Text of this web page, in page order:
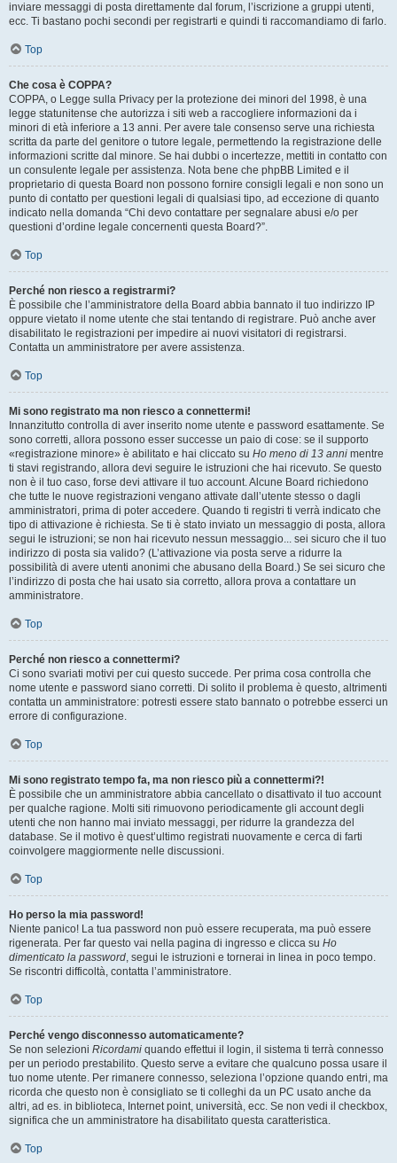
inviare messaggi di posta direttamente dal forum, l’iscrizione a gruppi utenti,
ecc. Ti bastano pochi secondi per registrarti e quindi ti raccomandiamo di farlo.
Top
Che cosa è COPPA?
COPPA, o Legge sulla Privacy per la protezione dei minori del 1998, è una
legge statunitense che autorizza i siti web a raccogliere informazioni da i
minori di età inferiore a 13 anni. Per avere tale consenso serve una richiesta
scritta da parte del genitore o tutore legale, permettendo la registrazione delle
informazioni scritte dal minore. Se hai dubbi o incertezze, mettiti in contatto con
un consulente legale per assistenza. Nota bene che phpBB Limited e il
proprietario di questa Board non possono fornire consigli legali e non sono un
punto di contatto per questioni legali di qualsiasi tipo, ad eccezione di quanto
indicato nella domanda “Chi devo contattare per segnalare abusi e/o per
questioni d’ordine legale concernenti questa Board?”.
Top
Perché non riesco a registrarmi?
È possibile che l’amministratore della Board abbia bannato il tuo indirizzo IP
oppure vietato il nome utente che stai tentando di registrare. Può anche aver
disabilitato le registrazioni per impedire ai nuovi visitatori di registrarsi.
Contatta un amministratore per avere assistenza.
Top
Mi sono registrato ma non riesco a connettermi!
Innanzitutto controlla di aver inserito nome utente e password esattamente. Se
sono corretti, allora possono esser successe un paio di cose: se il supporto
«registrazione minore» è abilitato e hai cliccato su Ho meno di 13 anni mentre
ti stavi registrando, allora devi seguire le istruzioni che hai ricevuto. Se questo
non è il tuo caso, forse devi attivare il tuo account. Alcune Board richiedono
che tutte le nuove registrazioni vengano attivate dall’utente stesso o dagli
amministratori, prima di poter accedere. Quando ti registri ti verrà indicato che
tipo di attivazione è richiesta. Se ti è stato inviato un messaggio di posta, allora
segui le istruzioni; se non hai ricevuto nessun messaggio... sei sicuro che il tuo
indirizzo di posta sia valido? (L’attivazione via posta serve a ridurre la
possibilità di avere utenti anonimi che abusano della Board.) Se sei sicuro che
l’indirizzo di posta che hai usato sia corretto, allora prova a contattare un
amministratore.
Top
Perché non riesco a connettermi?
Ci sono svariati motivi per cui questo succede. Per prima cosa controlla che
nome utente e password siano corretti. Di solito il problema è questo, altrimenti
contatta un amministratore: potresti essere stato bannato o potrebbe esserci un
errore di configurazione.
Top
Mi sono registrato tempo fa, ma non riesco più a connettermi?!
È possibile che un amministratore abbia cancellato o disattivato il tuo account
per qualche ragione. Molti siti rimuovono periodicamente gli account degli
utenti che non hanno mai inviato messaggi, per ridurre la grandezza del
database. Se il motivo è quest’ultimo registrati nuovamente e cerca di farti
coinvolgere maggiormente nelle discussioni.
Top
Ho perso la mia password!
Niente panico! La tua password non può essere recuperata, ma può essere
rigenerata. Per far questo vai nella pagina di ingresso e clicca su Ho
dimenticato la password, segui le istruzioni e tornerai in linea in poco tempo.
Se riscontri difficoltà, contatta l’amministratore.
Top
Perché vengo disconnesso automaticamente?
Se non selezioni Ricordami quando effettui il login, il sistema ti terrà connesso
per un periodo prestabilito. Questo serve a evitare che qualcuno possa usare il
tuo nome utente. Per rimanere connesso, seleziona l’opzione quando entri, ma
ricorda che questo non è consigliato se ti colleghi da un PC usato anche da
altri, ad es. in biblioteca, Internet point, università, ecc. Se non vedi il checkbox,
significa che un amministratore ha disabilitato questa caratteristica.
Top